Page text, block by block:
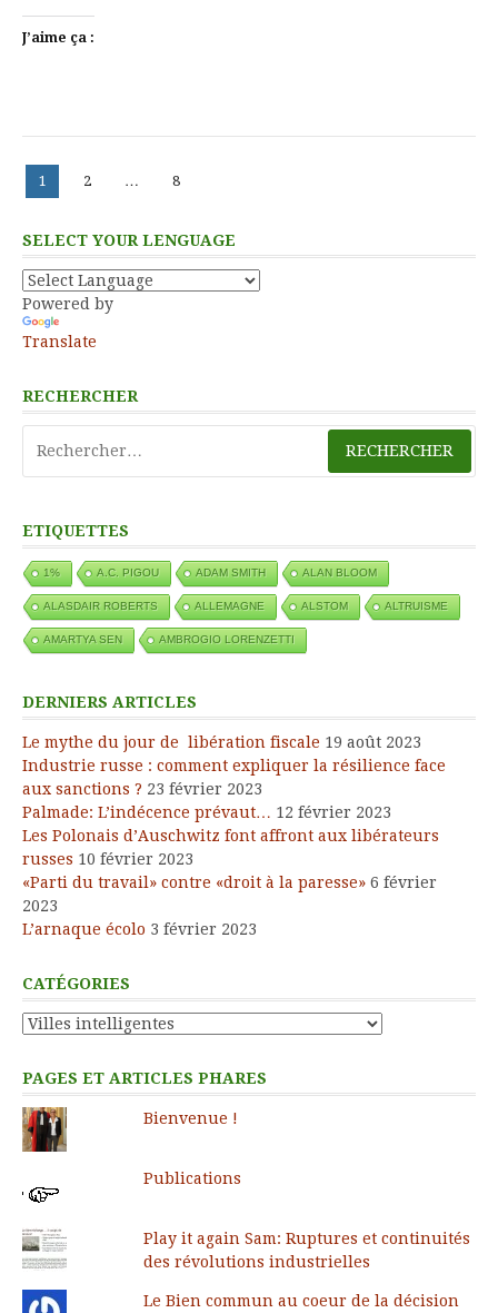
J’aime ça :
Pagination
des
publications
Page
1 Page
2 … Page
8
SELECT YOUR LENGUAGE
Powered by
Translate
RECHERCHER
ETIQUETTES
1% A.C. PIGOU ADAM SMITH ALAN BLOOM
ALASDAIR ROBERTS ALLEMAGNE ALSTOM ALTRUISME
AMARTYA SEN AMBROGIO LORENZETTI
DERNIERS ARTICLES
Le mythe du jour de libération fiscale 19 août 2023
Industrie russe : comment expliquer la résilience face
aux sanctions ? 23 février 2023
Palmade: L’indécence prévaut… 12 février 2023
Les Polonais d’Auschwitz font affront aux libérateurs
russes 10 février 2023
«Parti du travail» contre «droit à la paresse» 6 février
2023
L’arnaque écolo 3 février 2023
CATÉGORIES
Catégories
PAGES ET ARTICLES PHARES
Bienvenue !
Publications
Play it again Sam: Ruptures et continuités
des révolutions industrielles
Le Bien commun au coeur de la décision